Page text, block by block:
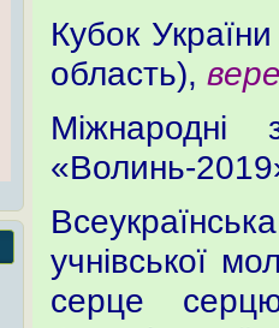
Кубок
область),
Міжнародні
«Волинь-
учнівської
серце